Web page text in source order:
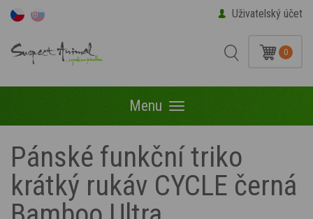
Uživatelský účet
0
Menu Menu
Pánské funkční triko
krátký rukáv CYCLE černá